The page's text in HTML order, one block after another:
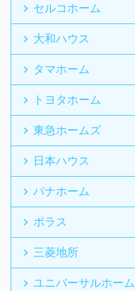
セルコホーム
大和ハウス
タマホーム
トヨタホーム
東急ホームズ
日本ハウス
パナホーム
ポラス
三菱地所
ユニバーサルホーム